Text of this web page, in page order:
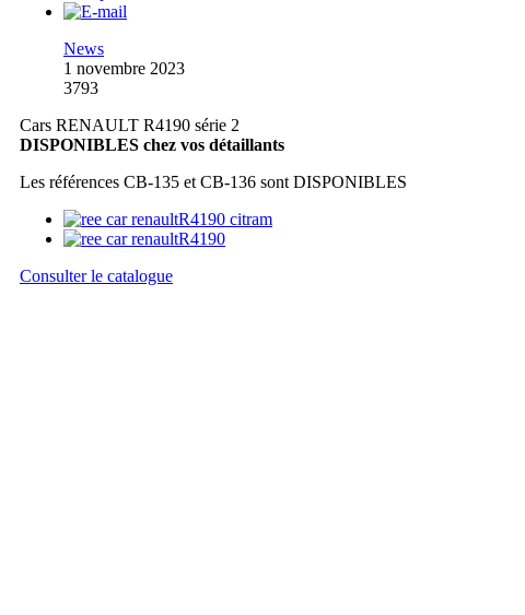
News
1 novembre 2023
3793
Cars RENAULT R4190 série 2
DISPONIBLES chez vos détaillants
Les références CB-135 et CB-136 sont DISPONIBLES
Consulter le catalogue